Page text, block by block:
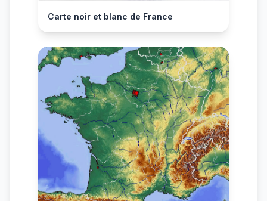
Carte noir et blanc de France